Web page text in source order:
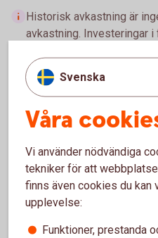
Historisk avkastning är
avkastning. Investeringar
investerade kapital.
för fonder finns i
Sparkonton
På ett sparkonto kan
Vilket konto som passar
storlek och hur länge
Svenska
Våra
Vi använder nödvändiga
tekniker för att
finns även cookies du kan
upplevelse:
Funktioner, prestanda